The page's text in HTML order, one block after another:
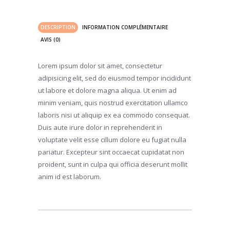
DESCRIPTION
INFORMATION COMPLÉMENTAIRE
AVIS (0)
Lorem ipsum dolor sit amet, consectetur
adipisicing elit, sed do eiusmod tempor incididunt
ut labore et dolore magna aliqua. Ut enim ad
minim veniam, quis nostrud exercitation ullamco
laboris nisi ut aliquip ex ea commodo consequat.
Duis aute irure dolor in reprehenderit in
voluptate velit esse cillum dolore eu fugiat nulla
pariatur. Excepteur sint occaecat cupidatat non
proident, sunt in culpa qui officia deserunt mollit
anim id est laborum.